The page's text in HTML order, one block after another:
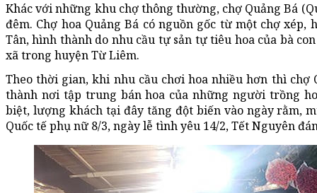
Khác với những khu chợ thông thường, chợ Quảng Bá
đêm. Chợ hoa Quảng Bá có nguồn gốc từ một chợ
Tân, hình thành do nhu cầu tự sản tự tiêu hoa của bà
xã trong huyện Từ Liêm.
Theo thời gian, khi nhu cầu chơi hoa nhiều hơn thì chợ
thành nơi tập trung bán hoa của những người trồng
biệt, lượng khách tại đây tăng đột biến vào ngày rằm,
Quốc tế phụ nữ 8/3, ngày lễ tình yêu 14/2, Tết Nguyên